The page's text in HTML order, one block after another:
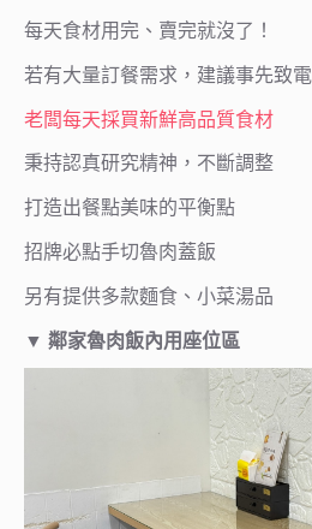
每天食材用完、賣完就沒了！
若有大量訂餐需求，建議事先致電
老闆每天採買新鮮高品質食材
秉持認真研究精神，不斷調整
打造出餐點美味的平衡點
招牌必點手切魯肉蓋飯
另有提供多款麵食、小菜湯品
▼ 鄰家魯肉飯內用座位區